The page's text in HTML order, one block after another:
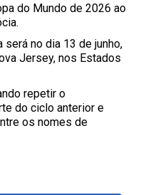
do Mundo de 2026 ao
no dia 13 de junho,
Jersey, nos Estados
repetir o
do ciclo anterior e
os nomes de